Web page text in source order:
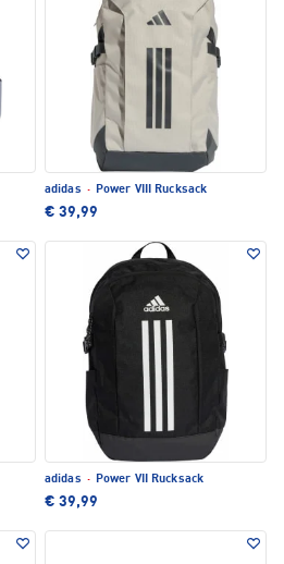
adidas · Power VIII Rucksack
€ 39,99
adidas · Power VII Rucksack
€ 39,99